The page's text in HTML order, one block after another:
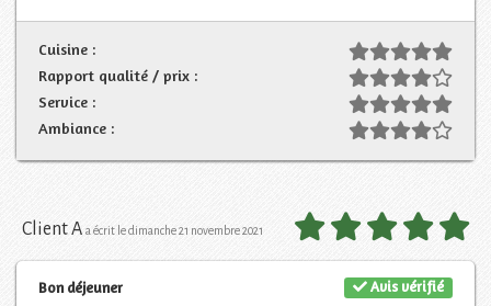
Cuisine :
Rapport qualité / prix :
Service :
Ambiance :
Client A a écrit le dimanche 21 novembre 2021
Avis vérifié
Bon déjeuner